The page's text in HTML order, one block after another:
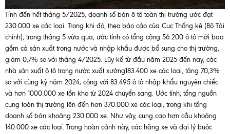
Tính đến hết tháng 5/2025, doanh số bán ô tô toàn thị trường ước đạt
230.000 xe các loại. Trong khi đó, theo báo cáo của Cục Thống kê (Bộ Tài
chính), trong tháng 5 vừa qua, ước tính có tổng cộng 56.200 ô tô mới bao
gồm cả sản xuất trong nước và nhập khẩu được bổ sung cho thị trường,
giảm 0,7% so với tháng 4/2025. Lũy kế từ đầu năm 2025 đến nay, các
nhà sản xuất ô tô trong nước xuất xưởng183.400 xe các loại, tăng 70,3%
so với cùng kỳ năm 2024; cộng với 83.495 ô tô nhập khẩu nguyên chiếc
và hơn 1000.000 xe tồn kho từ 2024 chuyển sang. Ước tính, tổng nguồn
cung toàn thị trường lên đến hơn 370.000 xe các loại, trong khi tổng
doanh số bán khoảng 230.000 xe. Như vậy, cung cao hơn cầu khoảng
140.000 xe các loại. Trong hoàn cảnh này, các hãng xe và đại lý buộc